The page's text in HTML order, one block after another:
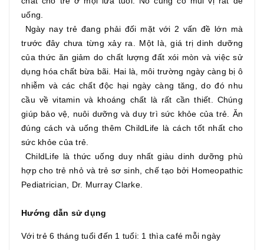
uống.
Ngày nay trẻ đang phải đối mặt với 2 vấn đề lớn mà
trước đây chưa từng xảy ra. Một là, giá trị dinh dưỡng
của thức ăn giảm do chất lượng đất xói mòn và việc sử
dụng hóa chất bừa bãi. Hai là, môi trường ngày càng bị ô
nhiễm và các chất độc hại ngày càng tăng, do đó nhu
cầu về vitamin và khoáng chất là rất cần thiết. Chúng
giúp bảo vệ, nuôi dưỡng và duy trì sức khỏe của trẻ. Ăn
đúng cách và uống thêm ChildLife là cách tốt nhất cho
sức khỏe của trẻ.
ChildLife là thức uống duy nhất giàu dinh dưỡng phù
hợp cho trẻ nhỏ và trẻ sơ sinh, chế tạo bởi Homeopathic
Pediatrician, Dr. Murray Clarke.
Hướng dẫn sử dụng
Với trẻ 6 tháng tuổi đến 1 tuổi: 1 thìa café mỗi ngày